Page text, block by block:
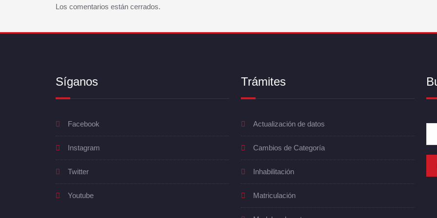
Los comentarios están cerrados.
Síganos
Facebook
Instagram
Twitter
Youtube
Trámites
Actualización de datos
Cambios de Categoría
Inhabilitación
Matriculación